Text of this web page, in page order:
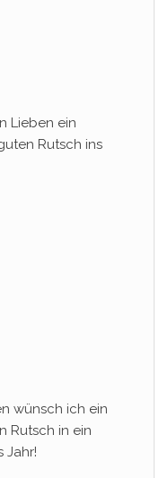
Lieben ein
Rutsch ins
wünsch ich ein
Rutsch in ein
Jahr!